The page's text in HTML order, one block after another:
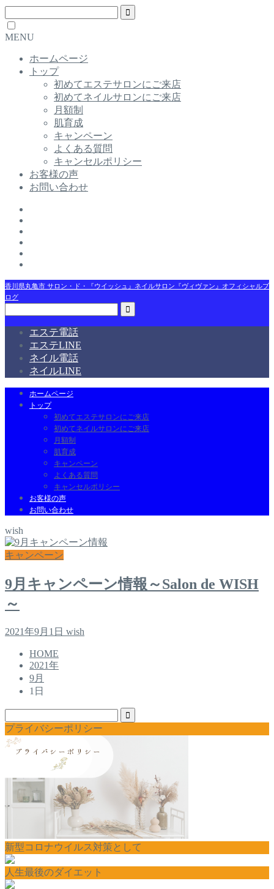
MENU
ホームページ
トップ
初めてエステサロンにご来店
初めてネイルサロンにご来店
月額制
肌育成
キャンペーン
よくある質問
キャンセルポリシー
お客様の声
お問い合わせ
香川県丸亀市 サロン・ド・『ウイッシュ』ネイルサロン『ヴィヴァン』オフィシャルブ
ログ
エステ電話
エステLINE
ネイル電話
ネイルLINE
ホームページ
トップ
初めてエステサロンにご来店
初めてネイルサロンにご来店
月額制
肌育成
キャンペーン
よくある質問
キャンセルポリシー
お客様の声
お問い合わせ
wish
キャンペーン
9月キャンペーン情報～Salon de WISH
～
2021年9月1日 wish
HOME
2021年
9月
1日
プライバシーポリシー
新型コロナウイルス対策として
人生最後のダイエット